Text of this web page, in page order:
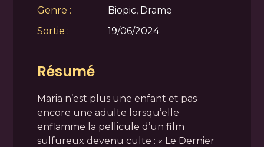
Genre :
Biopic, Drame
Sortie :
19/06/2024
Résumé
Maria n’est plus une enfant et pas
encore une adulte lorsqu’elle
enflamme la pellicule d’un film
sulfureux devenu culte : « Le Dernier